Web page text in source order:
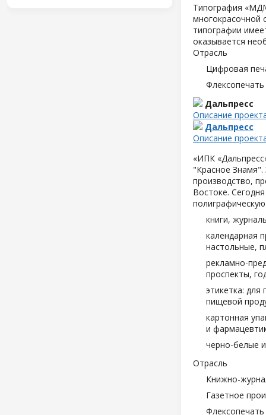
Типография
многокрасочной
типографии
оказывается
Отрасль
Цифровая
Дальпресс
Описание
Дальпресс
Описание
«ИПК
"Красное Знамя".
производство,
Востоке.
книги,
календарная
настольные,
рекламно-
проспекты,
этикетка:
пищевой
картонная
и
черно-белые
Отрасль
Книжно-
Газетное